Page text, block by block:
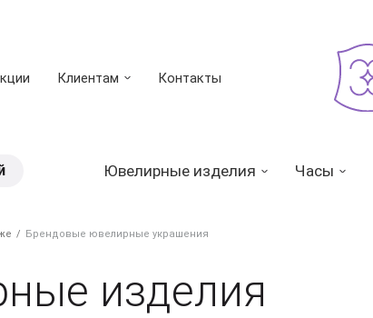
Клиентам Контакты
Ювелирные изделия Часы
Брендовые ювелирные украшения
изделия